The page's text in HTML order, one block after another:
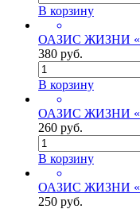
В корзину
ОАЗИС ЖИЗНИ
380 руб.
В корзину
ОАЗИС ЖИЗНИ
260 руб.
В корзину
ОАЗИС ЖИЗНИ
250 руб.